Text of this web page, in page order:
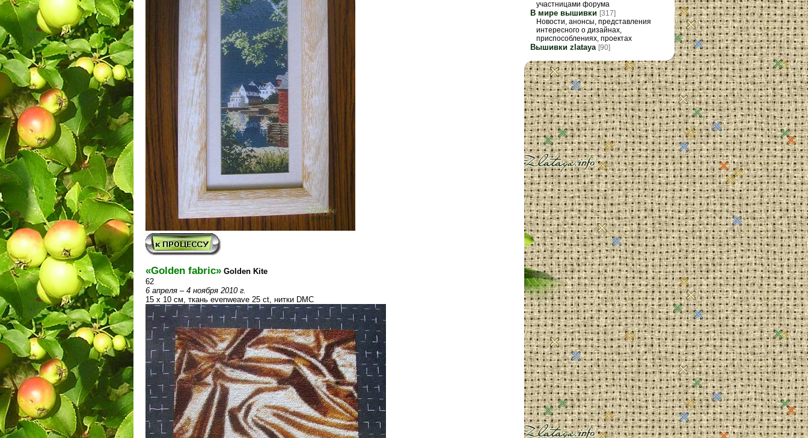
«Golden fabric» Golden Kite
62
6 апреля – 4 ноября 2010 г.
15 х 10 см, ткань evenweave 25 ct, нитки DMC
участницами форума
В мире вышивки [317]
Новости, анонсы, представления
интересного о дизайнах,
приспособлениях, проектах
Вышивки zlataya [90]